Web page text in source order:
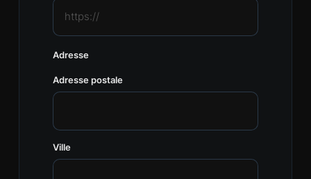
Adresse
Adresse postale
Ville